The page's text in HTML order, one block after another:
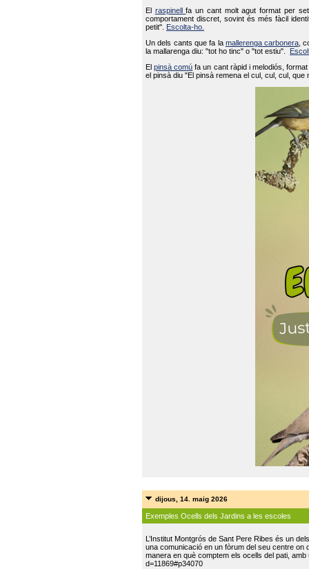
El raspinellfa un cant molt agut format per
comportament discret, sovint és més fàcil
petit".
Escolta-ho.
Un dels cants que fa la mallerenga carbonera ,
la mallarenga diu: "tot ho tinc" o "tot estiu".
Elpinsà comú fa un cant ràpid i melodiós,
el pinsà diu "El pinsà remena el cul, cul, cul,
dijous, 14. maig 2026
Exemples Ocells dels Jardins a les escoles
L’Institut Montgrós de Sant Pere Ribes és un
una comunicació en un fòrum del seu centre on
manera en què comptem els ocells del pati,
d=11869#p34070